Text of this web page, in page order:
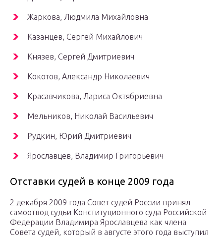
Жаркова, Людмила Михайловна
Казанцев, Сергей Михайлович
Князев, Сергей Дмитриевич
Кокотов, Александр Николаевич
Красавчикова, Лариса Октябриевна
Мельников, Николай Васильевич
Рудкин, Юрий Дмитриевич
Ярославцев, Владимир Григорьевич
Отставки судей в конце 2009 года
2 декабря 2009 года Совет судей России принял
самоотвод судьи Конституционного суда Российской
Федерации Владимира Ярославцева как члена
Совета судей, который в августе этого года выступил